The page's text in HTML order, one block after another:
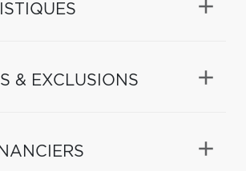
& EXCLUSIONS